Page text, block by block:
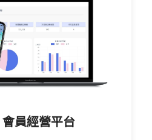
會員經營平台